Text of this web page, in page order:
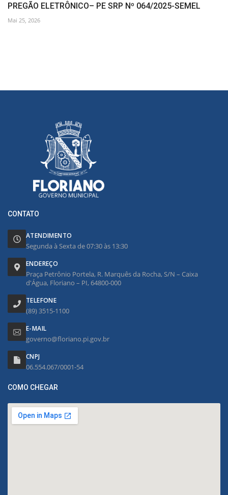
PREGÃO ELETRÔNICO– PE SRP Nº 064/2025-SEMEL
Mai 25, 2026
CONTATO
ATENDIMENTO
Segunda à Sexta de 07:30 às 13:30
ENDEREÇO
Praça Petrônio Portela, R. Marquês da Rocha, S/N – Caixa
d'Água, Floriano – PI, 64800-000
TELEFONE
(89) 3515-1100
E-MAIL
governo@floriano.pi.gov.br
CNPJ
06.554.067/0001-54
COMO CHEGAR